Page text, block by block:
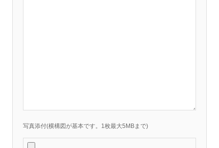
写真添付(横構図が基本です。1枚最大5MBまで)